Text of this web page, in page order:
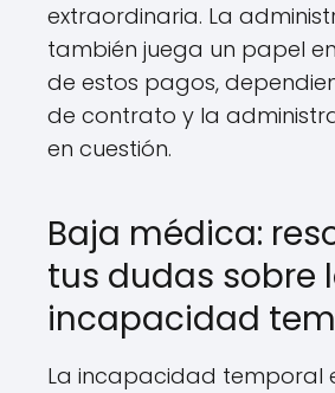
extraordinaria. La
también juega un papel
de estos pagos,
de contrato y la
en cuestión.
Baja médica:
tus dudas sobre
incapacidad
La incapacidad temporal